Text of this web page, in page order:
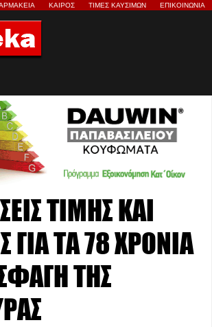
ΚΑΙΡΟΣ ΤΙΜΕΣ ΚΑΥΣΙΜΩΝ ΕΠΙΚΟΙΝΩΝΙΑ
ΤΙΜΗΣ ΚΑΙ
ΤΑ 78 ΧΡΟΝΙΑ
ΤΗΣ